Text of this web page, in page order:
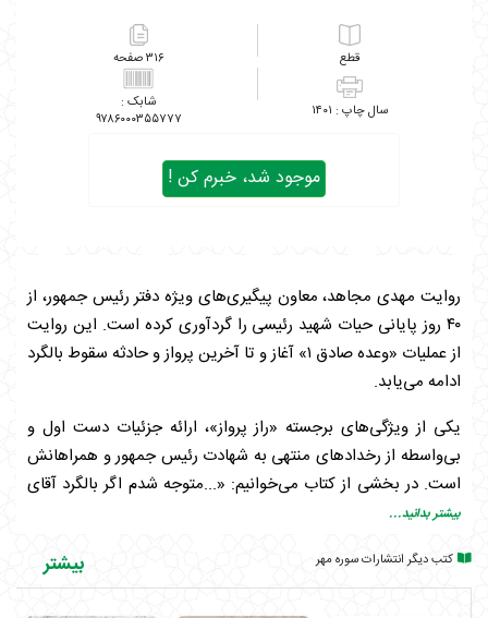
۳۱۶
۱۴۰۱ ۹۷۸۶۰۰۰۳۵۵۷۷۷
موجود شد، خبرم کن !
روایت مهدی مجاهد، معاون پیگیری‌های ویژه دفتر رئیس جمهور، از
۴۰ روز پایانی حیات شهید رئیسی را گردآوری کرده است. این روایت
از عملیات «وعده صادق ۱» آغاز و تا آخرین پرواز و حادثه سقوط بالگرد
ادامه می‌یابد.
یکی از ویژگی‌های برجسته «راز پرواز»، ارائه جزئیات دست اول و
بی‌واسطه از رخدادهای منتهی به شهادت رئیس جمهور و همراهانش
است. در بخشی از کتاب می‌خوانیم: «...متوجه شدم اگر بالگرد آقای
رئیس جمهور، حتی بعد از ورود به مه، به همان مسیر قبلی به‌طور
نزدیک می‌شوند، خلبان مصطفوی اعلام می‌کند جهت حرکت در چه
زاویه‌ای باشد؛ اما بالگرد خودش با زاویه‌ای بسیار متفاوت به سمت
بیشتر بدانید...
کتب دیگر انتشارات سوره مهر بیشتر